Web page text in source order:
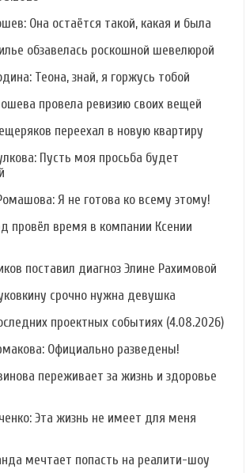
Она остаётся такой, какая и была
обзавелась роскошной шевелюрой
Теона, знай, я горжусь тобой
провела ревизию своих вещей
переехал в новую квартиру
Пусть моя просьба будет
Я не готова ко всему этому!
провёл время в компании Ксении
поставил диагноз Элине Рахимовой
срочно нужна девушка
проектных событиях (4.08.2026)
Официально разведены!
переживает за жизнь и здоровье
Эта жизнь не имеет для меня
мечтает попасть на реалити-шоу